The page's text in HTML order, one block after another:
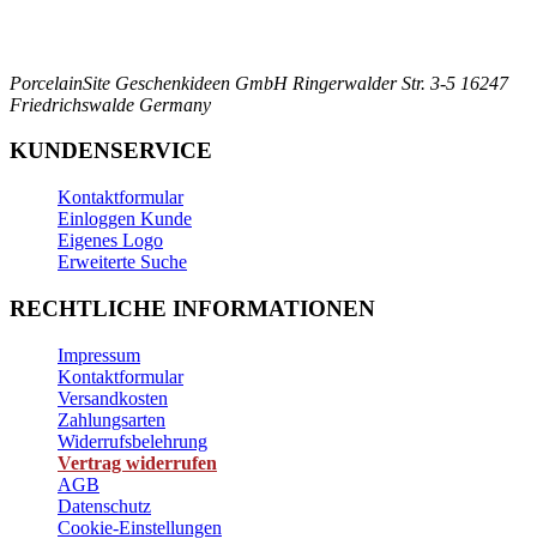
PorcelainSite Geschenkideen GmbH Ringerwalder Str. 3-5 16247
Friedrichswalde Germany
KUNDENSERVICE
Kontaktformular
Einloggen Kunde
Eigenes Logo
Erweiterte Suche
RECHTLICHE INFORMATIONEN
Impressum
Kontaktformular
Versandkosten
Zahlungsarten
Widerrufsbelehrung
Vertrag widerrufen
AGB
Datenschutz
Cookie-Einstellungen